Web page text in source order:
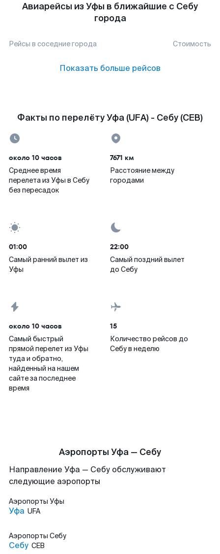
Авиарейсы из Уфы в ближайшие с Себу
города
Рейсы в соседние города Стоимость
Показать больше рейсов
Факты по перелёту Уфа (UFA) - Себу (CEB)
около 10 часов
Среднее время
перелета из Уфы в Себу
без пересадок
7671 км
Расстояние между
городами
01:00
Самый ранний вылет из
Уфы
22:00
Самый поздний вылет
до Себу
около 10 часов
Самый быстрый
прямой перелет из Уфы
туда и обратно,
найденный на нашем
сайте за последнее
время
15
Количество рейсов до
Себу в неделю
Аэропорты Уфа — Себу
Направление Уфа — Себу обслуживают
следующие аэропорты
Аэропорты Уфы
Уфа UFA
Аэропорты Себу
Себу CEB